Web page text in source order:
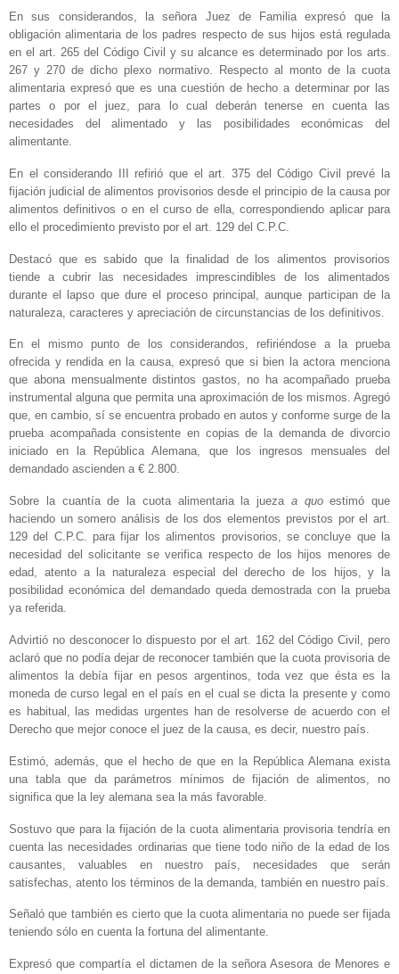
En sus considerandos, la señora Juez de Familia expresó que la
obligación alimentaria de los padres respecto de sus hijos está regulada
en el art. 265 del Código Civil y su alcance es determinado por los arts.
267 y 270 de dicho plexo normativo. Respecto al monto de la cuota
alimentaria expresó que es una cuestión de hecho a determinar por las
partes o por el juez, para lo cual deberán tenerse en cuenta las
necesidades del alimentado y las posibilidades económicas del
alimentante.
En el considerando III refirió que el art. 375 del Código Civil prevé la
fijación judicial de alimentos provisorios desde el principio de la causa por
alimentos definitivos o en el curso de ella, correspondiendo aplicar para
ello el procedimiento previsto por el art. 129 del C.P.C.
Destacó que es sabido que la finalidad de los alimentos provisorios
tiende a cubrir las necesidades imprescindibles de los alimentados
durante el lapso que dure el proceso principal, aunque participan de la
naturaleza, caracteres y apreciación de circunstancias de los definitivos.
En el mismo punto de los considerandos, refiriéndose a la prueba
ofrecida y rendida en la causa, expresó que si bien la actora menciona
que abona mensualmente distintos gastos, no ha acompañado prueba
instrumental alguna que permita una aproximación de los mismos. Agregó
que, en cambio, sí se encuentra probado en autos y conforme surge de la
prueba acompañada consistente en copias de la demanda de divorcio
iniciado en la República Alemana, que los ingresos mensuales del
demandado ascienden a € 2.800.
Sobre la cuantía de la cuota alimentaria la jueza a quoestimó que
haciendo un somero análisis de los dos elementos previstos por el art.
129 del C.P.C. para fijar los alimentos provisorios, se concluye que la
necesidad del solicitante se verifica respecto de los hijos menores de
edad, atento a la naturaleza especial del derecho de los hijos, y la
posibilidad económica del demandado queda demostrada con la prueba
ya referida.
Advirtió no desconocer lo dispuesto por el art. 162 del Código Civil, pero
aclaró que no podía dejar de reconocer también que la cuota provisoria de
alimentos la debía fijar en pesos argentinos, toda vez que ésta es la
moneda de curso legal en el país en el cual se dicta la presente y como
es habitual, las medidas urgentes han de resolverse de acuerdo con el
Derecho que mejor conoce el juez de la causa, es decir, nuestro país.
Estimó, además, que el hecho de que en la República Alemana exista
una tabla que da parámetros mínimos de fijación de alimentos, no
significa que la ley alemana sea la más favorable.
Sostuvo que para la fijación de la cuota alimentaria provisoria tendría en
cuenta las necesidades ordinarias que tiene todo niño de la edad de los
causantes, valuables en nuestro país, necesidades que serán
satisfechas, atento los términos de la demanda, también en nuestro país.
Señaló que también es cierto que la cuota alimentaria no puede ser fijada
teniendo sólo en cuenta la fortuna del alimentante.
Expresó que compartía el dictamen de la señora Asesora de Menores e